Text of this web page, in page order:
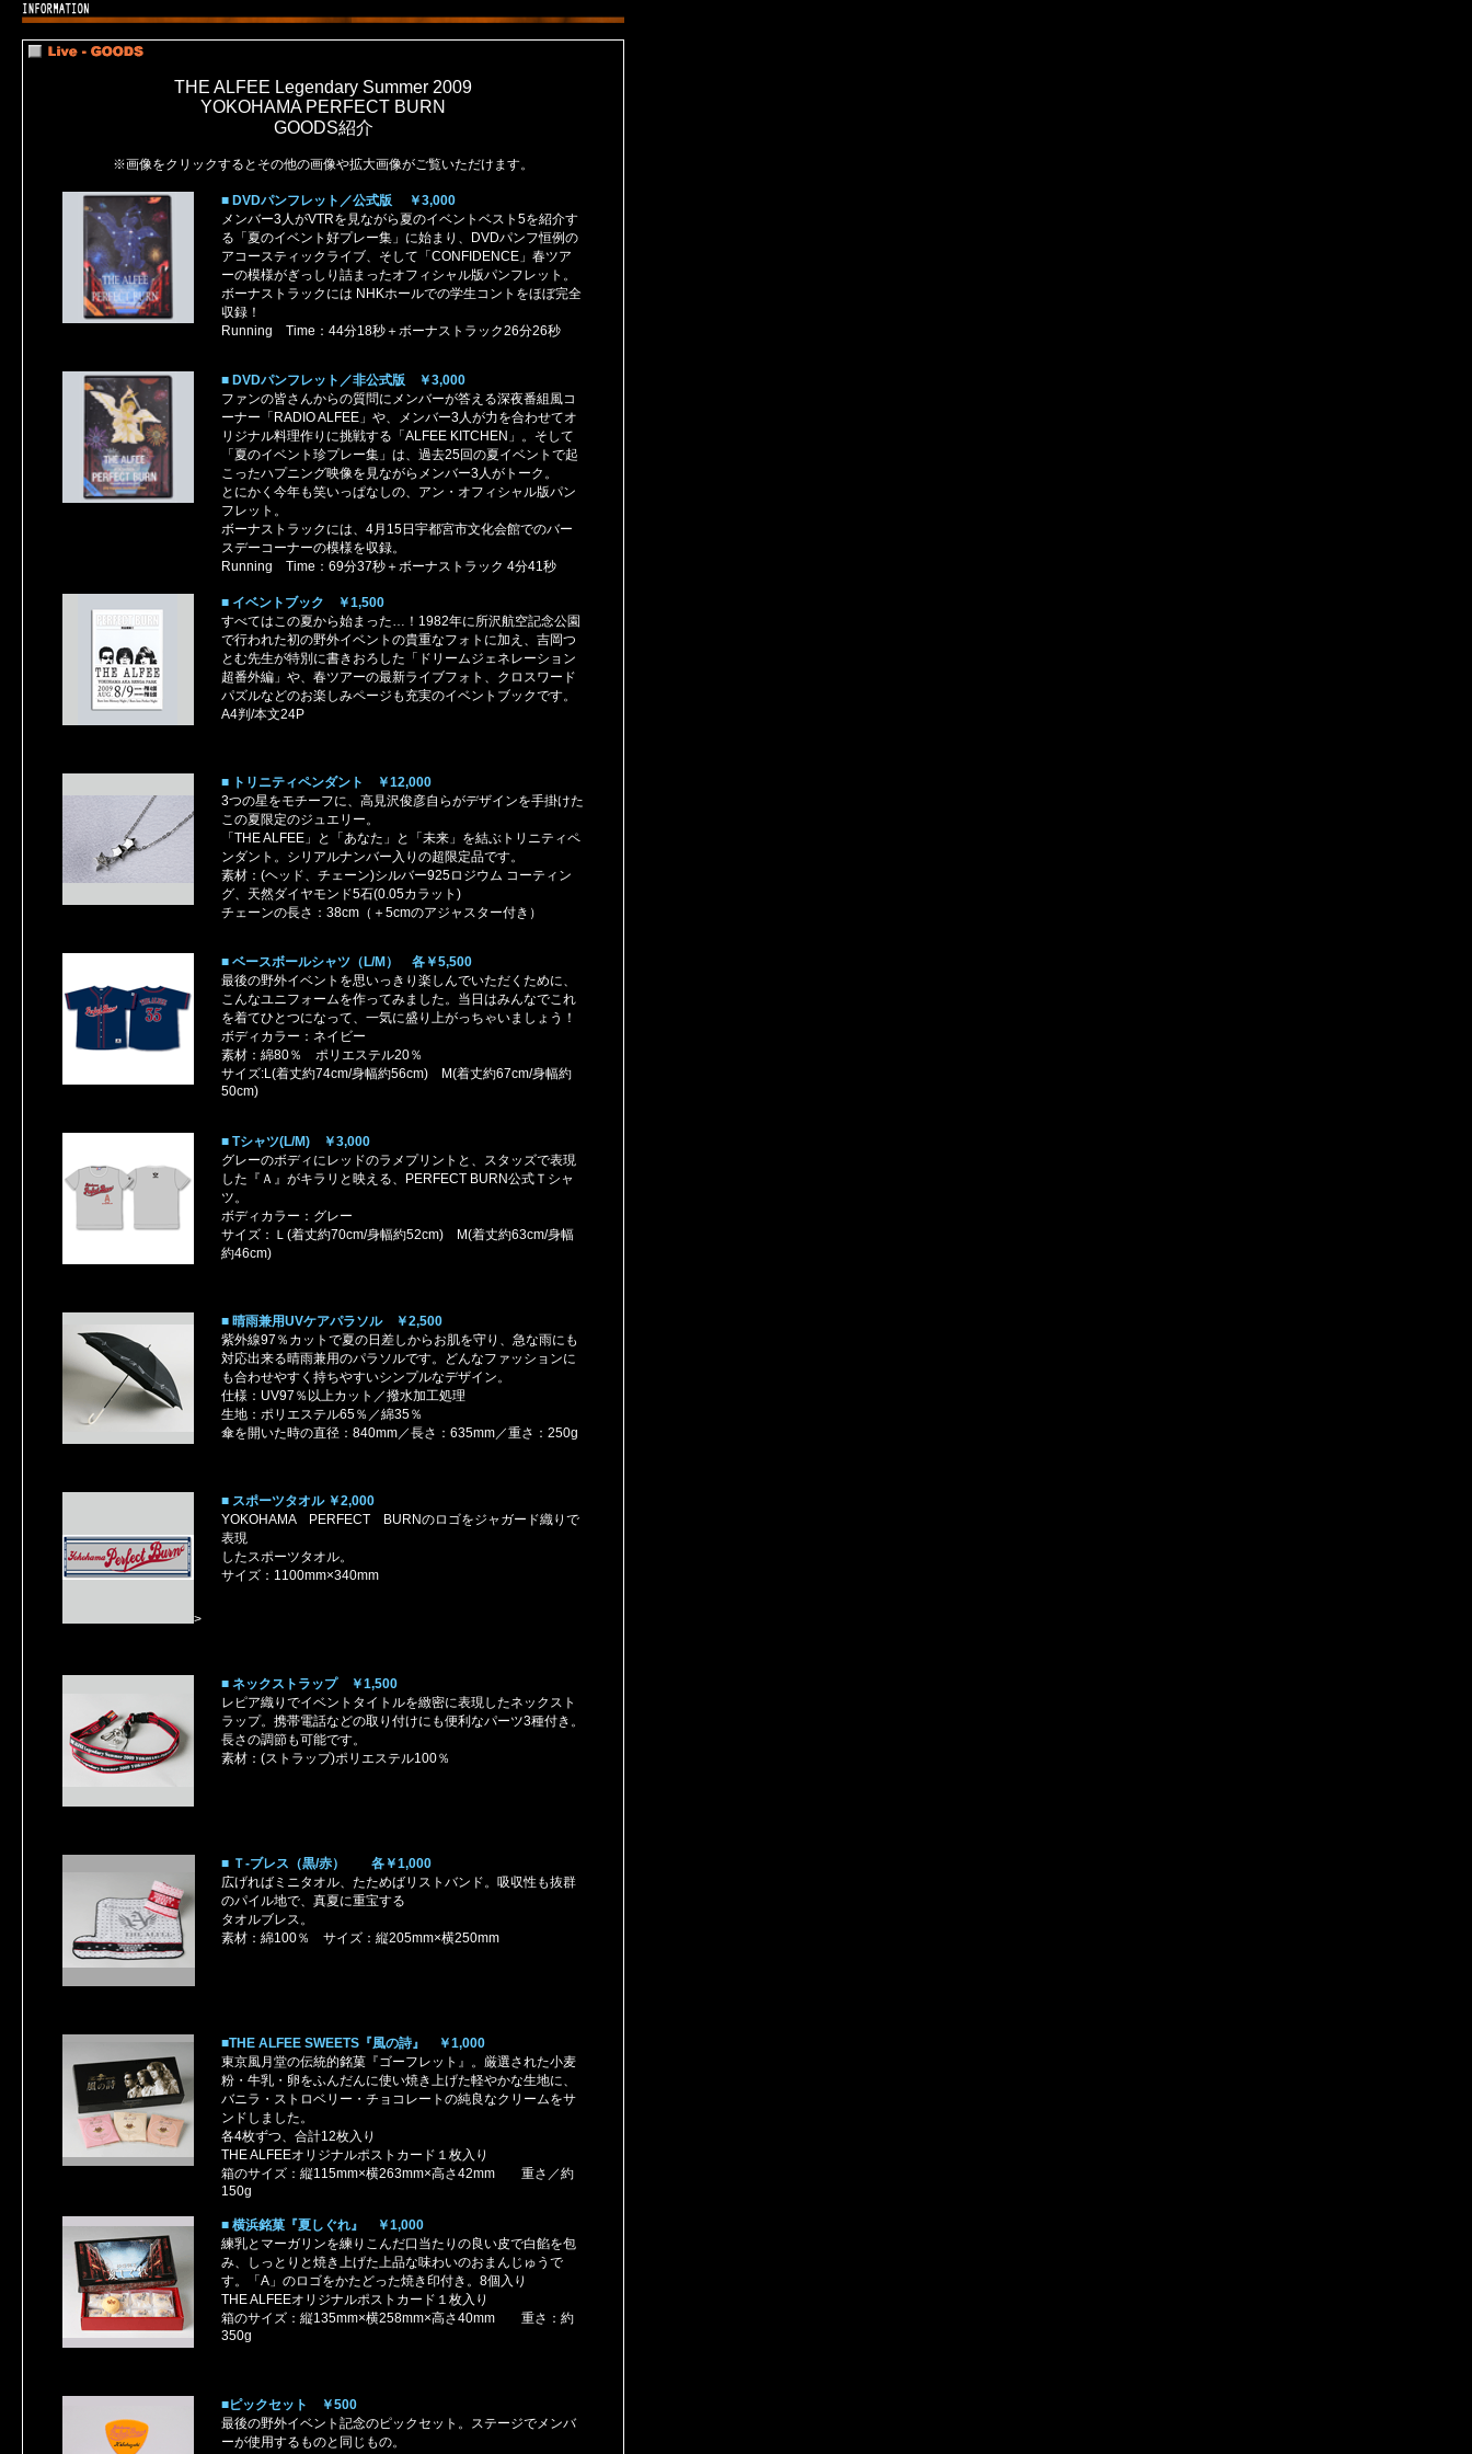
THE ALFEE Legendary Summer 2009
YOKOHAMA PERFECT BURN
GOODS紹介
※画像をクリックするとその他の画像や拡大画像がご覧いただけます。
■ DVDパンフレット／公式版 ￥3,000
メンバー3人がVTRを見ながら夏のイベントベスト5を紹介す
る「夏のイベント好プレー集」に始まり、DVDパンフ恒例の
アコースティックライブ、そして「CONFIDENCE」春ツア
ーの模様がぎっしり詰まったオフィシャル版パンフレット。
ボーナストラックには NHKホールでの学生コントをほぼ完全
収録！
Running Time：44分18秒＋ボーナストラック26分26秒
■ DVDパンフレット／非公式版 ￥3,000
ファンの皆さんからの質問にメンバーが答える深夜番組風コ
ーナー「RADIO ALFEE」や、メンバー3人が力を合わせてオ
リジナル料理作りに挑戦する「ALFEE KITCHEN」。そして
「夏のイベント珍プレー集」は、過去25回の夏イベントで起
こったハプニング映像を見ながらメンバー3人がトーク。
とにかく今年も笑いっぱなしの、アン・オフィシャル版パン
フレット。
ボーナストラックには、4月15日宇都宮市文化会館でのバー
スデーコーナーの模様を収録。
Running Time：69分37秒＋ボーナストラック 4分41秒
■ イベントブック ￥1,500
すべてはこの夏から始まった…！1982年に所沢航空記念公園
で行われた初の野外イベントの貴重なフォトに加え、吉岡つ
とむ先生が特別に書きおろした「ドリームジェネレーション
超番外編」や、春ツアーの最新ライブフォト、クロスワード
パズルなどのお楽しみページも充実のイベントブックです。
A4判/本文24P
■ トリニティペンダント ￥12,000
3つの星をモチーフに、高見沢俊彦自らがデザインを手掛けた
この夏限定のジュエリー。
「THE ALFEE」と「あなた」と「未来」を結ぶトリニティペ
ンダント。シリアルナンバー入りの超限定品です。
素材：(ヘッド、チェーン)シルバー925ロジウム コーティン
グ、天然ダイヤモンド5石(0.05カラット)
チェーンの長さ：38cm（＋5cmのアジャスター付き）
■ ベースボールシャツ（L/M） 各￥5,500
最後の野外イベントを思いっきり楽しんでいただくために、
こんなユニフォームを作ってみました。当日はみんなでこれ
を着てひとつになって、一気に盛り上がっちゃいましょう！
ボディカラー：ネイビー
素材：綿80％ ポリエステル20％
サイズ:L(着丈約74cm/身幅約56cm) M(着丈約67cm/身幅約
50cm)
■ Tシャツ(L/M) ￥3,000
グレーのボディにレッドのラメプリントと、スタッズで表現
した『Ａ』がキラリと映える、PERFECT BURN公式Ｔシャ
ツ。
ボディカラー：グレー
サイズ：Ｌ(着丈約70cm/身幅約52cm) M(着丈約63cm/身幅
約46cm)
■ 晴雨兼用UVケアパラソル ￥2,500
紫外線97％カットで夏の日差しからお肌を守り、急な雨にも
対応出来る晴雨兼用のパラソルです。どんなファッションに
も合わせやすく持ちやすいシンプルなデザイン。
仕様：UV97％以上カット／撥水加工処理
生地：ポリエステル65％／綿35％
傘を開いた時の直径：840mm／長さ：635mm／重さ：250g
>
■ スポーツタオル ￥2,000
YOKOHAMA PERFECT BURNのロゴをジャガード織りで
表現
したスポーツタオル。
サイズ：1100mm×340mm
■ ネックストラップ ￥1,500
レピア織りでイベントタイトルを緻密に表現したネックスト
ラップ。携帯電話などの取り付けにも便利なパーツ3種付き。
長さの調節も可能です。
素材：(ストラップ)ポリエステル100％
■ Ｔ-ブレス（黒/赤） 各￥1,000
広げればミニタオル、たためばリストバンド。吸収性も抜群
のパイル地で、真夏に重宝する
タオルブレス。
素材：綿100％ サイズ：縦205mm×横250mm
■THE ALFEE SWEETS『風の詩』 ￥1,000
東京風月堂の伝統的銘菓『ゴーフレット』。厳選された小麦
粉・牛乳・卵をふんだんに使い焼き上げた軽やかな生地に、
バニラ・ストロベリー・チョコレートの純良なクリームをサ
ンドしました。
各4枚ずつ、合計12枚入り
THE ALFEEオリジナルポストカード１枚入り
箱のサイズ：縦115mm×横263mm×高さ42mm 重さ／約
150g
■ 横浜銘菓『夏しぐれ』 ￥1,000
練乳とマーガリンを練りこんだ口当たりの良い皮で白餡を包
み、しっとりと焼き上げた上品な味わいのおまんじゅうで
す。「A」のロゴをかたどった焼き印付き。8個入り
THE ALFEEオリジナルポストカード１枚入り
箱のサイズ：縦135mm×横258mm×高さ40mm 重さ：約
350g
■ピックセット ￥500
最後の野外イベント記念のピックセット。ステージでメンバ
ーが使用するものと同じもの。